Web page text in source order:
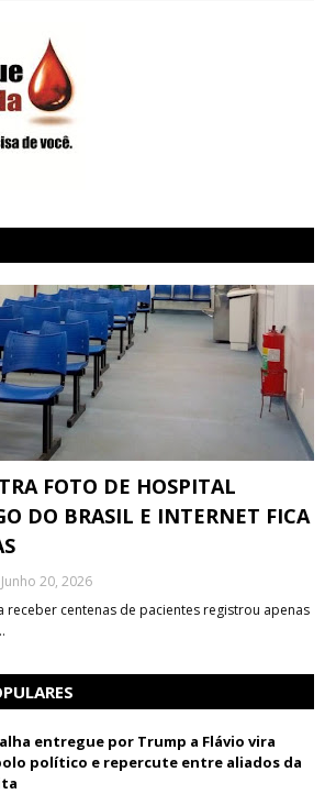
FOTO DE HOSPITAL
DO BRASIL E INTERNET FICA
Junho 20, 2026
receber centenas de pacientes registrou apenas
entregue por Trump a Flávio vira
político e repercute entre aliados da